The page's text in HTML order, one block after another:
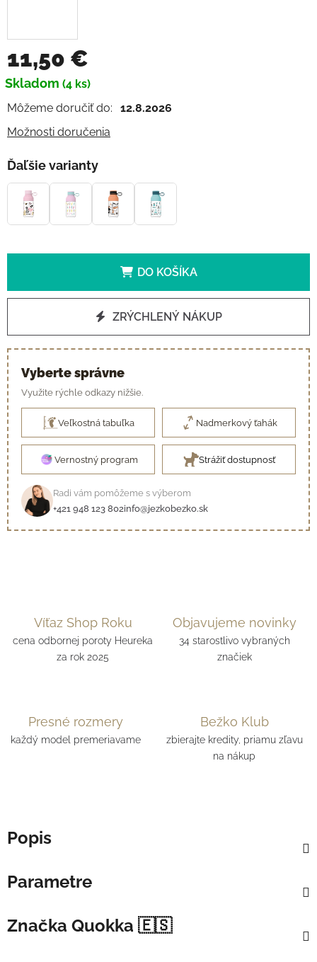
11,50 €
Jednotková cena:
Skladom (4 ks)
Môžeme doručiť do:
12.8.2026
Možnosti doručenia
Ďaľšie varianty
DO KOŠÍKA
ZRÝCHLENÝ NÁKUP
Vyberte správne
Využite rýchle odkazy nižšie.
Veľkostná tabuľka Nadmerkový ťahák
Vernostný program Strážiť dostupnosť
Radi vám pomôžeme s výberom
+421 948 123 802info@jezkobezko.sk
Víťaz Shop Roku
cena odbornej poroty Heureka
za rok 2025
Objavujeme novinky
34 starostlivo vybraných
značiek
Presné rozmery
každý model premeriavame
Bežko Klub
zbierajte kredity, priamu zľavu
na nákup
Popis
Parametre
Značka Quokka 🇪🇸